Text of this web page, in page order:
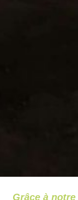
Grâce à